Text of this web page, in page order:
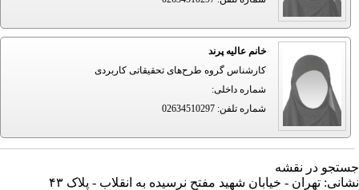
خانم عالیه پرند
کارشناس گروه طرح‌های تحقیقاتی کاربردی
شماره داخلی:
شماره تلفن:
02634510297
در نقشه
تهران - خیابان شهید مفتح نرسیده به انقلاب - پلاک ۴۳